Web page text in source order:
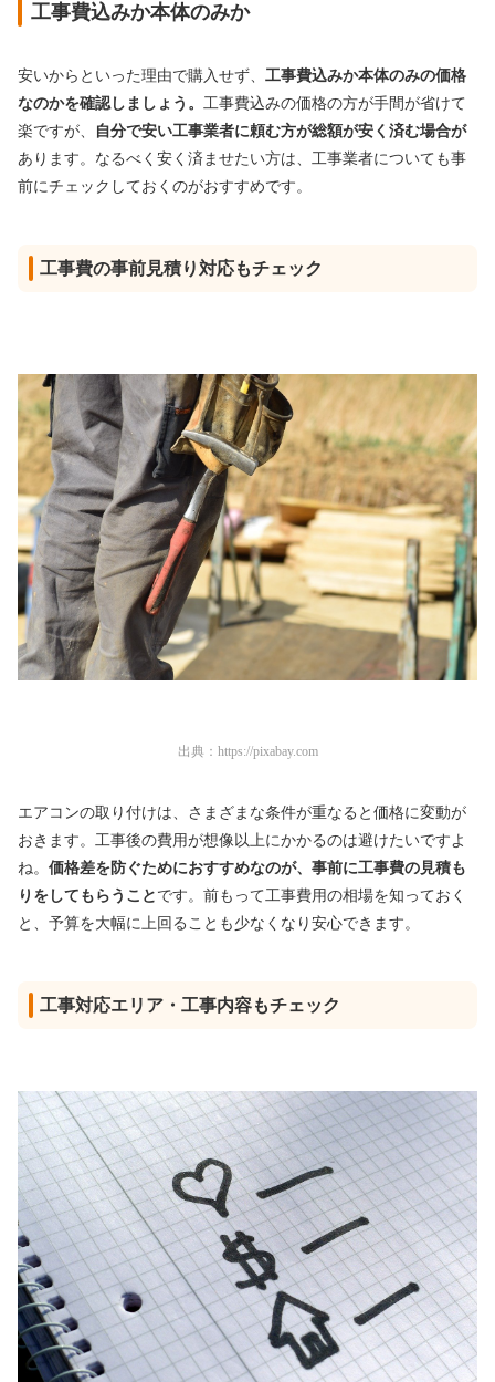
工事費込みか本体のみか
安いからといった理由で購入せず、 工事費込みか本体のみの価格
なのかを確認しましょう。 工事費込みの価格の方が手間が省けて
楽ですが、
自分で安い工事業者に頼む方が総額が安く済む場合が
あります。なるべく安く済ませたい方は、工事業者についても事
前にチェックしておくのがおすすめです。
工事費の事前見積り対応もチェック
出典： https://pixabay.com
エアコンの取り付けは、さまざまな条件が重なると価格に変動が
おきます。工事後の費用が想像以上にかかるのは避けたいですよ
ね。 価格差を防ぐためにおすすめなのが、事前に工事費の見積も
りをしてもらうこと です。前もって工事費用の相場を知っておく
と、予算を大幅に上回ることも少なくなり安心できます。
工事対応エリア・工事内容もチェック